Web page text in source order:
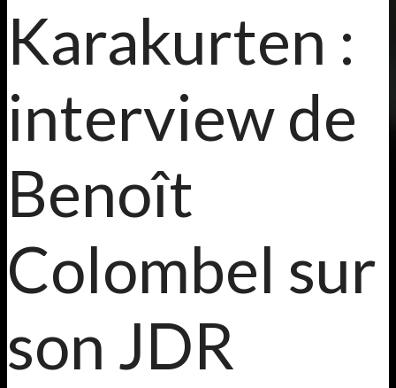
Karakurten :
interview de
Benoît
Colombel sur
son JDR